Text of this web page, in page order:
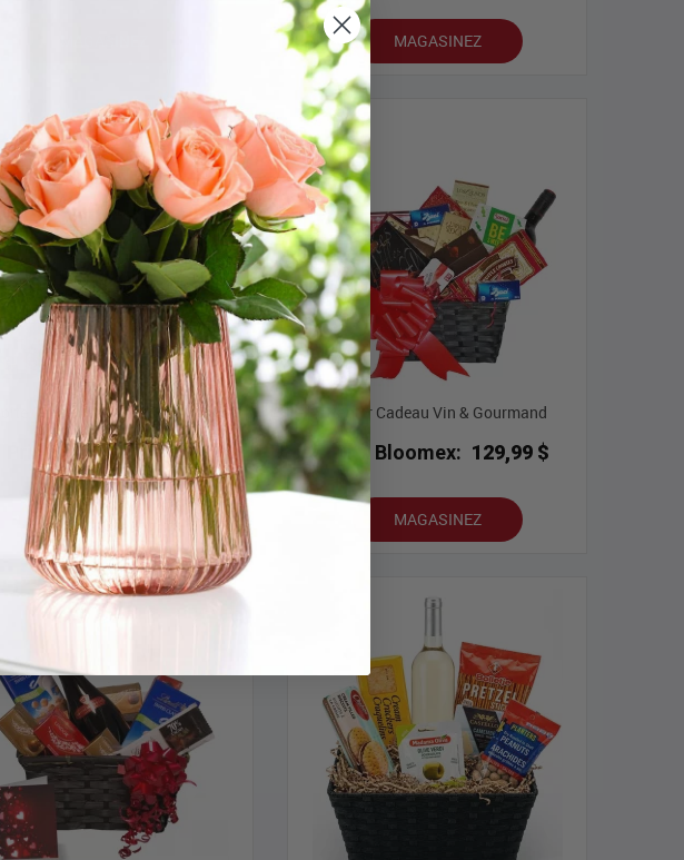
MAGASINEZ
Boîte Cadeau Fruits & Vin Rouge
Prix Bloomex: 79,99 $
MAGASINEZ
Panier Cadeau Vin & Gourmand
Prix Bloomex: 129,99 $
MAGASINEZ